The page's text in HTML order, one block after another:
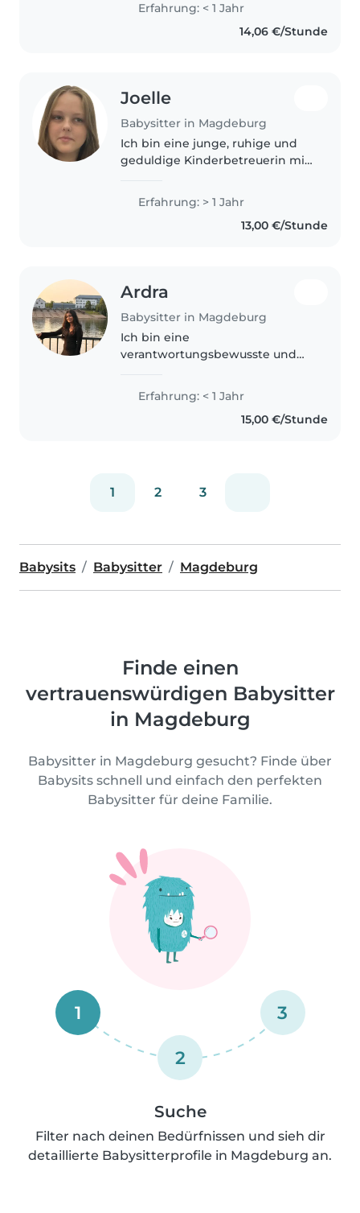
and caring while assisting with
simple cooking and homework
Erfahrung: < 1 Jahr
14,06 €/Stunde
Joelle
Babysitter in Magdeburg
Ich bin eine junge, ruhige und
geduldige Kinderbetreuerin mit
Kinderpflegerin und einem Jahr
Erfahrung in der Betreuung von
Babys und Kleinkindern. Ich
Erfahrung: > 1 Jahr
13,00 €/Stunde
Ardra
Babysitter in Magdeburg
Ich bin eine
verantwortungsbewusste und
mit Kindern im Alter von 1 bis 10
Jahren arbeitet. Ich bin
freundlich und liebe es, mit
Erfahrung: < 1 Jahr
15,00 €/Stunde
1 2 3
Babysits Babysitter Magdeburg
Finde einen
vertrauenswürdigen Babysitter
in Magdeburg
Babysitter in Magdeburg gesucht? Finde über
Babysits schnell und einfach den perfekten
Babysitter für deine Familie.
1
2
3
Suche
Filter nach deinen Bedürfnissen und sieh dir
detaillierte Babysitterprofile in Magdeburg an.